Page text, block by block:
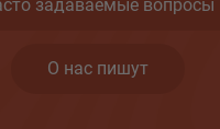
задаваемые вопросы
О нас пишут